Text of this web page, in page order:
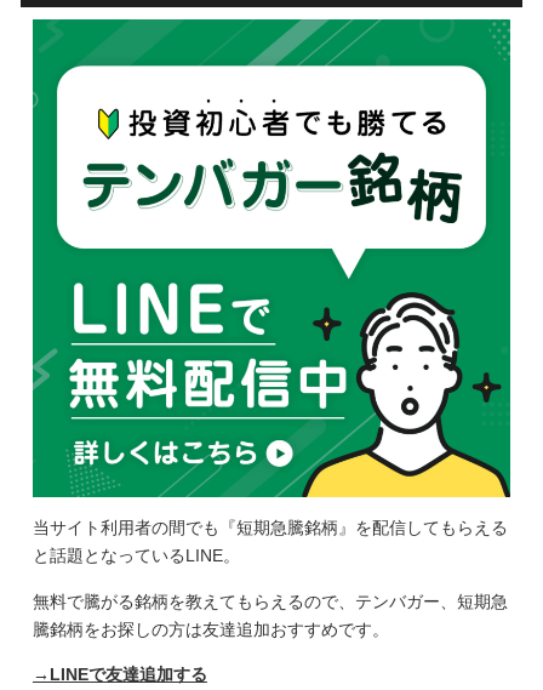
当サイト利用者の間でも『短期急騰銘柄』を配信してもらえる
と話題となっているLINE。
無料で騰がる銘柄を教えてもらえるので、テンバガー、短期急
騰銘柄をお探しの方は友達追加おすすめです。
→LINEで友達追加する